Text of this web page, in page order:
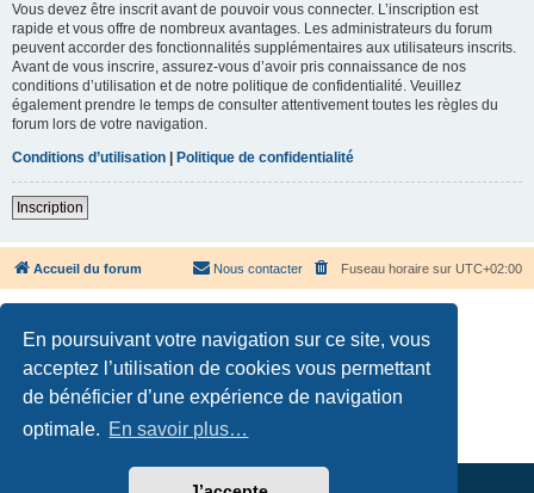
En poursuivant votre navigation sur ce site, vous
acceptez l’utilisation de cookies vous permettant
de bénéficier d’une expérience de navigation
optimale. En savoir plus…
Vous devez être inscrit avant de pouvoir vous connecter. L’inscription est
rapide et vous offre de nombreux avantages. Les administrateurs du forum
peuvent accorder des fonctionnalités supplémentaires aux utilisateurs inscrits.
Avant de vous inscrire, assurez-vous d’avoir pris connaissance de nos
conditions d’utilisation et de notre politique de confidentialité. Veuillez
également prendre le temps de consulter attentivement toutes les règles du
forum lors de votre navigation.
Conditions d’utilisation
Politique de confidentialité
Inscription
Accueil du forum Fuseau horaire sur UTC+02:00
Nous contacter
Développé parphpBB® Forum Software © phpBB Limited
Confidentialité